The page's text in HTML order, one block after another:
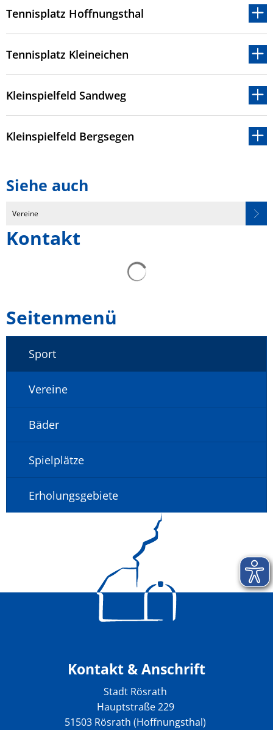
Tennisplatz Hoffnungsthal
Tennisplatz Kleineichen
Kleinspielfeld Sandweg
Kleinspielfeld Bergsegen
Siehe auch
Vereine
Kontakt
Seitenmenü
Sport
Vereine
Bäder
Spielplätze
Erholungsgebiete
Kontakt & Anschrift
Stadt Rösrath
Hauptstraße 229
51503 Rösrath (Hoffnungsthal)